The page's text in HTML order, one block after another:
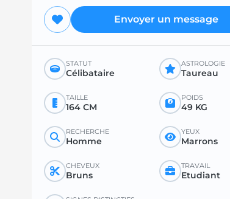
Envoyer un message
STATUT
Célibataire
ASTROLOGIE
Taureau
TAILLE
164 CM
POIDS
49 KG
RECHERCHE
Homme
YEUX
Marrons
CHEVEUX
Bruns
TRAVAIL
Etudiant